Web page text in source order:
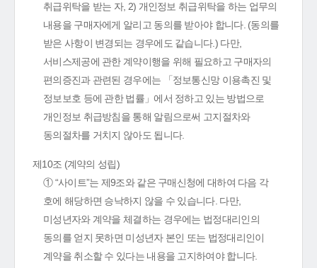
취급위탁을 받는 자, 2) 개인정보 취급위탁을 하는 업무의
내용을 구매자에게 알리고 동의를 받아야 합니다. (동의를
받은 사항이 변경되는 경우에도 같습니다.) 다만,
서비스제공에 관한 계약이행을 위해 필요하고 구매자의
편의증진과 관련된 경우에는 「정보통신망 이용촉진 및
정보보호 등에 관한 법률」에서 정하고 있는 방법으로
개인정보 취급방침을 통해 알림으로써 고지절차와
동의절차를 거치지 않아도 됩니다.
제10조 (계약의 성립)
① “사이트”는 제9조와 같은 구매신청에 대하여 다음 각
호에 해당하면 승낙하지 않을 수 있습니다. 다만,
미성년자와 계약을 체결하는 경우에는 법정대리인의
동의를 얻지 못하면 미성년자 본인 또는 법정대리인이
계약을 취소할 수 있다는 내용을 고지하여야 합니다.